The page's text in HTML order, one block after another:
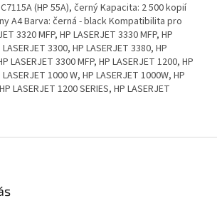
(HP 55A), černý Kapacita: 2 500 kopií
A4 Barva: černá - black Kompatibilita pro
3320 MFP, HP LASERJET 3330 MFP, HP
3300, HP LASERJET 3380, HP
LASERJET 3300 MFP, HP LASERJET 1200, HP
1000 W, HP LASERJET 1000W, HP
LASERJET 1200 SERIES, HP LASERJET